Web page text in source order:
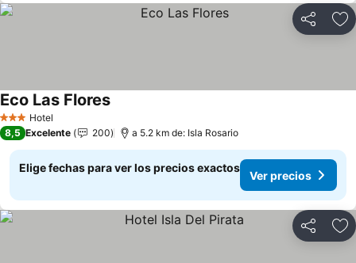
Compartir
3 Estrellas
Hotel
Eco Las Flores
8,5 Excelente 200 a 5.2 km de: Isla Rosario
Elige fechas para ver los precios exactos
Ver precios
Compartir